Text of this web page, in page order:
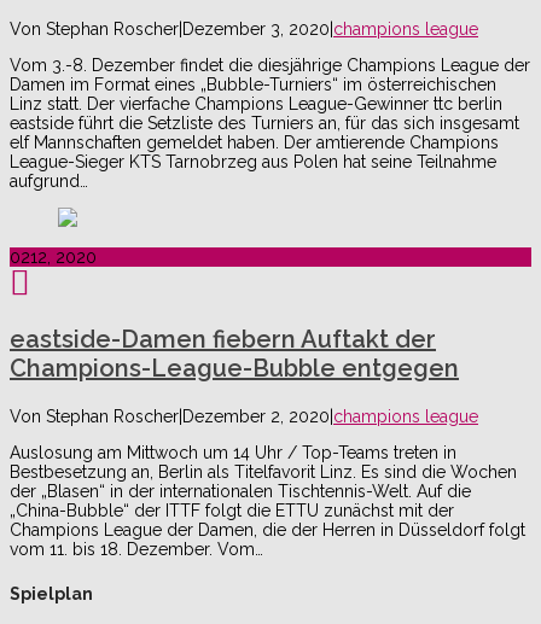
Von Stephan Roscher|Dezember 3, 2020|champions league
Vom 3.-8. Dezember findet die diesjährige Champions League der
Damen im Format eines „Bubble-Turniers“ im österreichischen
Linz statt. Der vierfache Champions League-Gewinner ttc berlin
eastside führt die Setzliste des Turniers an, für das sich insgesamt
elf Mannschaften gemeldet haben. Der amtierende Champions
League-Sieger KTS Tarnobrzeg aus Polen hat seine Teilnahme
aufgrund…
0212, 2020
eastside-Damen fiebern Auftakt der
Champions-League-Bubble entgegen
Von Stephan Roscher|Dezember 2, 2020|champions league
Auslosung am Mittwoch um 14 Uhr / Top-Teams treten in
Bestbesetzung an, Berlin als Titelfavorit Linz. Es sind die Wochen
der „Blasen“ in der internationalen Tischtennis-Welt. Auf die
„China-Bubble“ der ITTF folgt die ETTU zunächst mit der
Champions League der Damen, die der Herren in Düsseldorf folgt
vom 11. bis 18. Dezember. Vom…
Spielplan